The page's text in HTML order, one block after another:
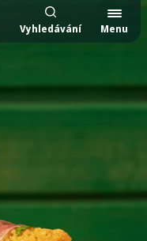
Vyhledávání Menu